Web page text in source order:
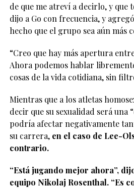
de que me atreví a decirlo, y que
dijo a Go con frecuencia, y
hecho que el grupo sea aún más
“Creo que hay más apertura
Ahora podemos hablar
cosas de la vida cotidiana, sin
Mientras que a los atletas
decir que su sexualidad será una
podría afectar negativamente
su carrera, en el caso de Lee-
contrario.
“Está jugando mejor ahora”,
equipo Nikolaj Rosenthal. “Es